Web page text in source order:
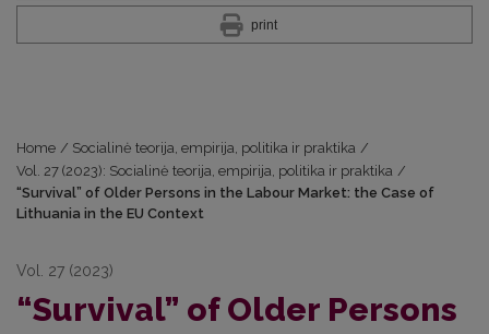
print
Home / Socialinė teorija, empirija, politika ir praktika /
Vol. 27 (2023): Socialinė teorija, empirija, politika ir praktika /
“Survival” of Older Persons in the Labour Market: the Case of
Lithuania in the EU Context
Vol. 27 (2023)
“Survival” of Older Persons